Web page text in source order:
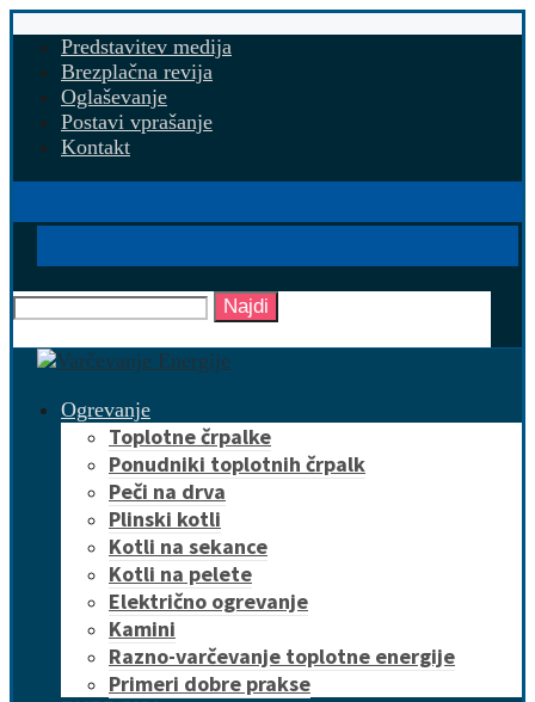
Predstavitev medija
Brezplačna revija
Oglaševanje
Postavi vprašanje
Kontakt
Najdi
Ogrevanje
Toplotne črpalke
Ponudniki toplotnih črpalk
Peči na drva
Plinski kotli
Kotli na sekance
Kotli na pelete
Električno ogrevanje
Kamini
Razno-varčevanje toplotne energije
Primeri dobre prakse